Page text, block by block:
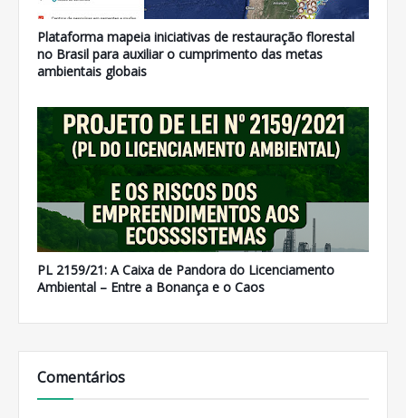
Plataforma mapeia iniciativas de restauração florestal
no Brasil para auxiliar o cumprimento das metas
ambientais globais
PL 2159/21: A Caixa de Pandora do Licenciamento
Ambiental – Entre a Bonança e o Caos
Comentários